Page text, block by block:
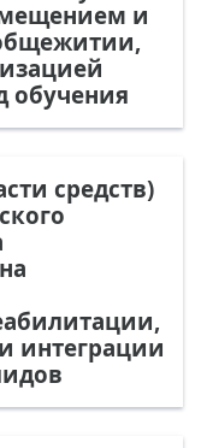
и
обучения
средств)
интеграции